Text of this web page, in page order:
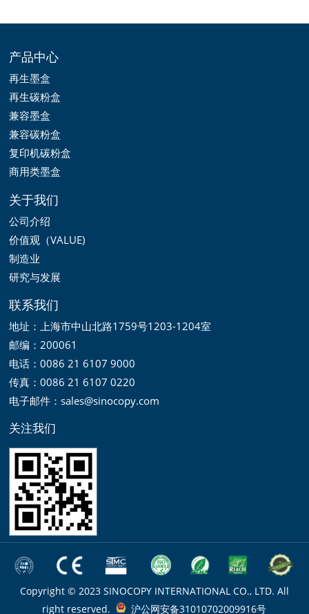
产品中心
再生墨盒
再生碳粉盒
兼容墨盒
兼容碳粉盒
复印机碳粉盒
商用类墨盒
关于我们
公司介绍
价值观（VALUE)
制造业
研究与发展
联系我们
地址：上海市中山北路1759号1203-1204室
邮编：200061
电话：0086 21 6107 9000
传真：0086 21 6107 0220
电子邮件：sales@sinocopy.com
关注我们
Copyright © 2023 SINOCOPY INTERNATIONAL CO., LTD. All
right reserved.
沪公网安备31010702009916号